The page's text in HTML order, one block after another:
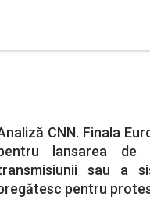
CNN. Finala
lansarea de
sau a
pentru